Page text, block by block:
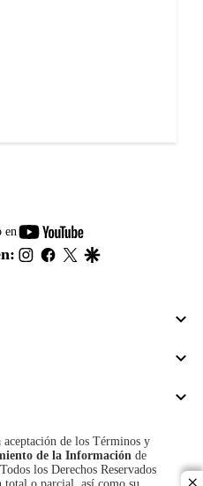
en
youtube-
footer
instagram
facebook
twitter
de los Términos y
de la Información de
Todos los Derechos Reservados